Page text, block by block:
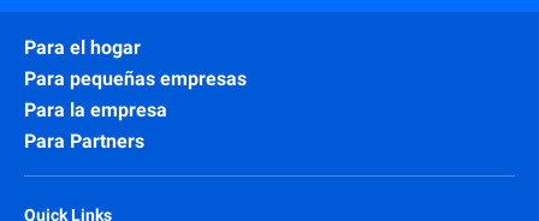
Para el hogar
Para pequeñas empresas
Para la empresa
Para Partners
Quick Links